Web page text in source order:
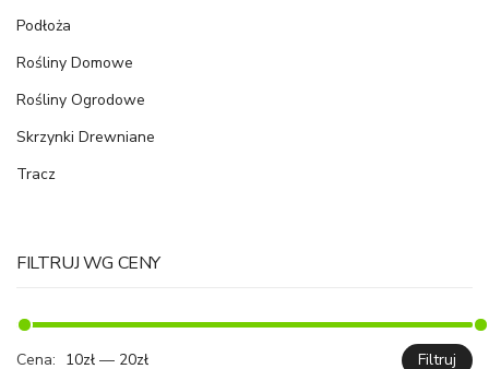
Podłoża
Rośliny Domowe
Rośliny Ogrodowe
Skrzynki Drewniane
Tracz
FILTRUJ WG CENY
Filtruj
Cena: 10zł — 20zł